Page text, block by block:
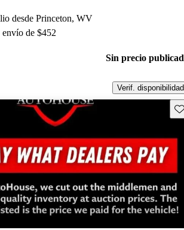
desde Princeton, WV
de $452
Sin precio
Verif. disponibilidad